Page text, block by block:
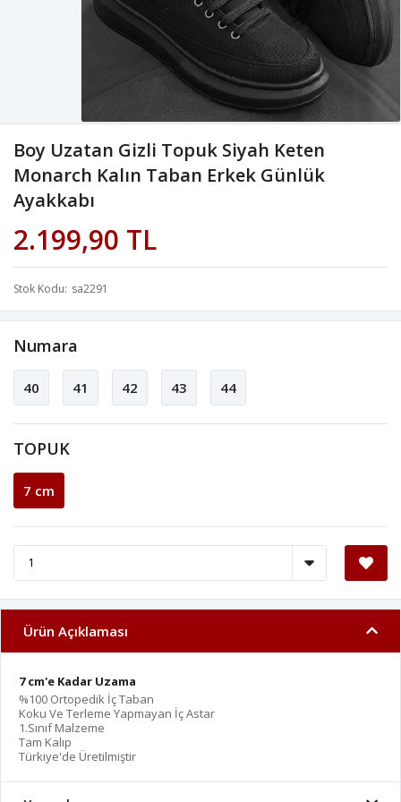
Boy Uzatan Gizli Topuk Siyah Keten
Monarch Kalın Taban Erkek Günlük
Ayakkabı
2.199,90 TL
Stok Kodu sa2291
Numara
40 41 42 43 44
TOPUK
7 cm
Ürün Açıklaması
7 cm'e Kadar Uzama
%100 Ortopedik İç Taban
Koku Ve Terleme Yapmayan İç Astar
1.Sınıf Malzeme
Tam Kalıp
Türkiye'de Üretilmiştir